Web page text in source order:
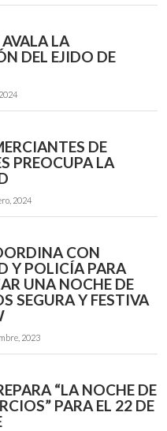
LA
DEL EJIDO DE
DE
PREOCUPA LA
2024
CON
Y POLICÍA PARA
UNA NOCHE DE
SEGURA Y FESTIVA
2023
“LA NOCHE DE
PARA EL 22 DE